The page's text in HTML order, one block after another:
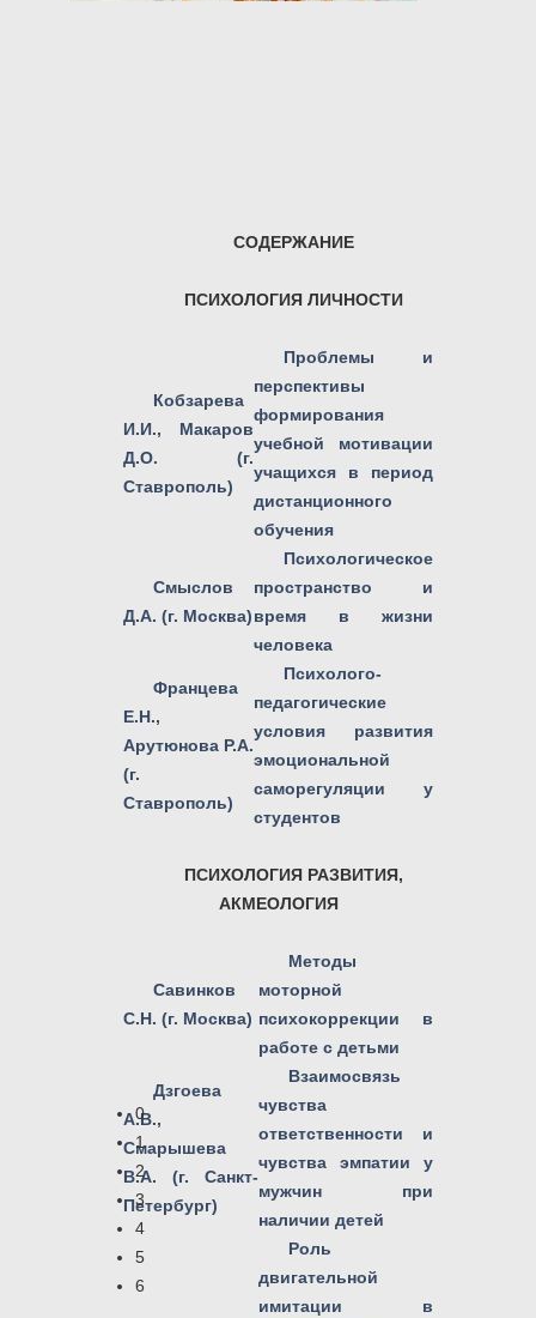
0
1
2
3
4
5
6
СОДЕРЖАНИЕ
ПСИХОЛОГИЯ ЛИЧНОСТИ
Кобзарева
И.И., Макаров
Д.О. (г.
Ставрополь)
Проблемы и
перспективы
формирования
учебной мотивации
учащихся в период
дистанционного
обучения
Смыслов
Д.А. (г. Москва)
Психологическое
пространство и
время в жизни
человека
Францева
Е.Н.,
Арутюнова Р.А.
(г.
Ставрополь)
Психолого-
педагогические
условия развития
эмоциональной
саморегуляции у
студентов
ПСИХОЛОГИЯ РАЗВИТИЯ,
АКМЕОЛОГИЯ
Савинков
С.Н. (г. Москва)
Методы
моторной
психокоррекции в
работе с детьми
Дзгоева
А.В.,
Смарышева
В.А. (г. Санкт-
Петербург)
Взаимосвязь
чувства
ответственности и
чувства эмпатии у
мужчин при
наличии детей
Роль
двигательной
имитации в